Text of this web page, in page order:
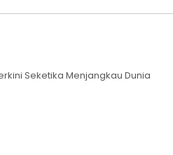
Seketika Menjangkau Dunia